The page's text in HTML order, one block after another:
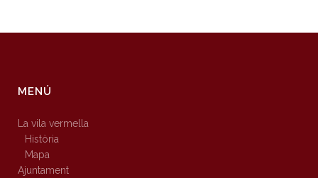
MENÚ
La vila vermella
Història
Mapa
Ajuntament